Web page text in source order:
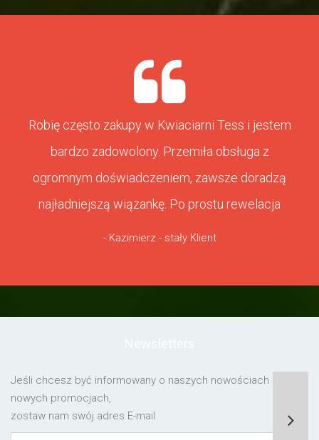
Robię często zakupy w Kwiaciarni Tess i jestem
bardzo zadowolony. Przemiła obsługa z
ogromnym doświadczeniem, zawsze doradzą
najładniejszą wiązankę. Po prostu rewelacja
- Kazimierz - stały Klient
Jeśli chcesz być informowany o naszych nowościach lub o
nowych promocjach,
zostaw nam swój adres E-mail